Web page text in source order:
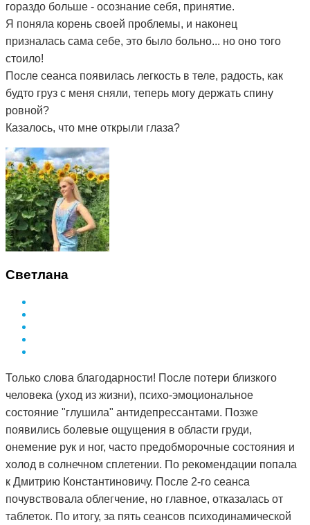
гораздо больше - осознание себя, принятие.
Я поняла корень своей проблемы, и наконец
призналась сама себе, это было больно... но оно того
стоило!
После сеанса появилась легкость в теле, радость, как
будто груз с меня сняли, теперь могу держать спину
ровной?
Казалось, что мне открыли глаза?
Светлана
Только слова благодарности! После потери близкого
человека (уход из жизни), психо-эмоциональное
состояние "глушила" антидепрессантами. Позже
появились болевые ощущения в области груди,
онемение рук и ног, часто предобморочные состояния и
холод в солнечном сплетении. По рекомендации попала
к Дмитрию Константиновичу. После 2-го сеанса
почувствовала облегчение, но главное, отказалась от
таблеток. По итогу, за пять сеансов психодинамической